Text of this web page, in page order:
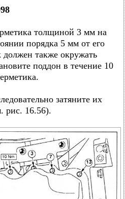
толщиной 3 мм на
порядка 5 мм от его
должен также окружать
поддон в течение 10
затяните их
рис. 16.56).